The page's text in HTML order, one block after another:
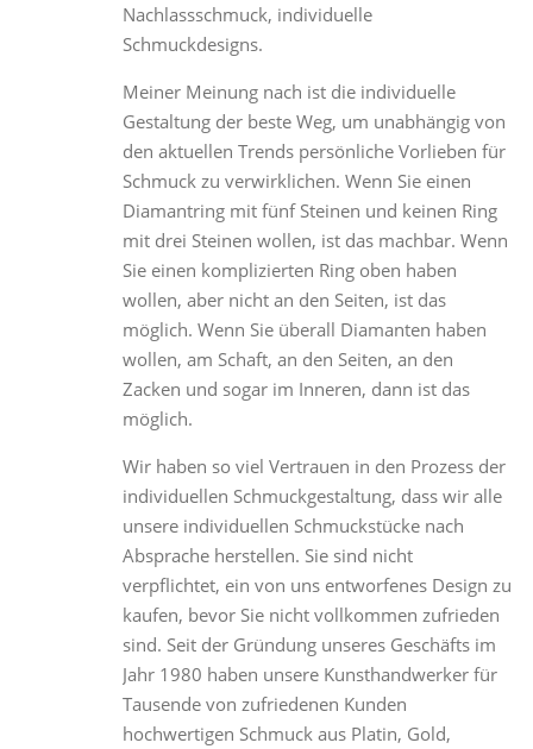
Nachlassschmuck, individuelle
Schmuckdesigns.
Meiner Meinung nach ist die individuelle
Gestaltung der beste Weg, um unabhängig von
den aktuellen Trends persönliche Vorlieben für
Schmuck zu verwirklichen. Wenn Sie einen
Diamantring mit fünf Steinen und keinen Ring
mit drei Steinen wollen, ist das machbar. Wenn
Sie einen komplizierten Ring oben haben
wollen, aber nicht an den Seiten, ist das
möglich. Wenn Sie überall Diamanten haben
wollen, am Schaft, an den Seiten, an den
Zacken und sogar im Inneren, dann ist das
möglich.
Wir haben so viel Vertrauen in den Prozess der
individuellen Schmuckgestaltung, dass wir alle
unsere individuellen Schmuckstücke nach
Absprache herstellen. Sie sind nicht
verpflichtet, ein von uns entworfenes Design zu
kaufen, bevor Sie nicht vollkommen zufrieden
sind. Seit der Gründung unseres Geschäfts im
Jahr 1980 haben unsere Kunsthandwerker für
Tausende von zufriedenen Kunden
hochwertigen Schmuck aus Platin, Gold,